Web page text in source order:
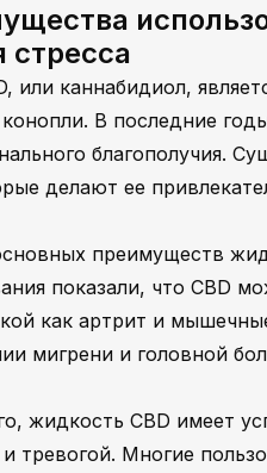
стресса
или каннабидиол,
В последние
благополучия.
делают ее
преимуществ
показали, что CBD
как артрит и
мигрени и головной
жидкость CBD имеет
тревогой. Многие